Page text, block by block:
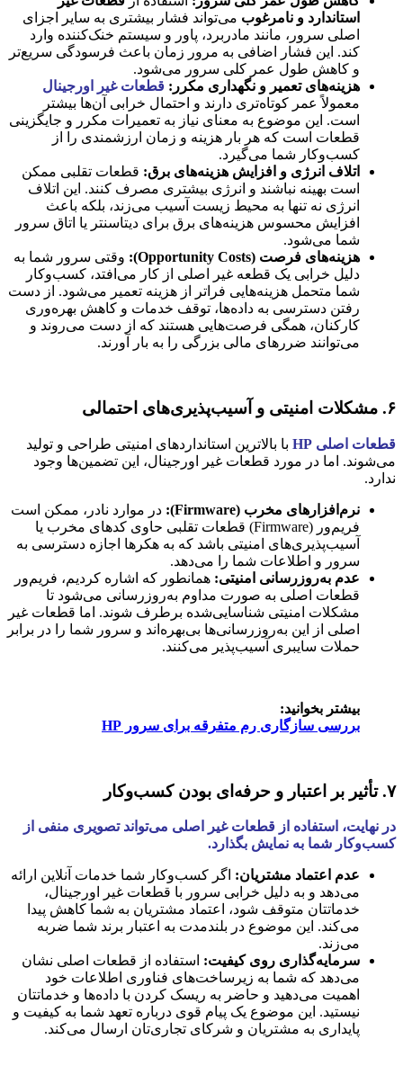
استاندارد و نامرغوب می‌تواند فشار بیشتری به سایر اجزای
اصلی سرور، مانند مادربرد، پاور و سیستم خنک‌کننده وارد
کند. این فشار اضافی به مرور زمان باعث فرسودگی سریع‌تر
و کاهش طول عمر کلی سرور می‌شود.
هزینه‌های تعمیر و نگهداری مکرر: قطعات غیر اورجینال
معمولاً عمر کوتاه‌تری دارند و احتمال خرابی آن‌ها بیشتر
است. این موضوع به معنای نیاز به تعمیرات مکرر و جایگزینی
قطعات است که هر بار هزینه و زمان ارزشمندی را از
کسب‌وکار شما می‌گیرد.
اتلاف انرژی و افزایش هزینه‌های برق: قطعات تقلبی ممکن
است بهینه نباشند و انرژی بیشتری مصرف کنند. این اتلاف
انرژی نه تنها به محیط زیست آسیب می‌زند، بلکه باعث
افزایش محسوس هزینه‌های برق برای دیتاسنتر یا اتاق سرور
شما می‌شود.
هزینه‌های فرصت (Opportunity Costs):
وقتی سرور شما به
دلیل خرابی یک قطعه غیر اصلی از کار می‌افتد، کسب‌وکار
شما متحمل هزینه‌هایی فراتر از هزینه تعمیر می‌شود. از دست
رفتن دسترسی به داده‌ها، توقف خدمات و کاهش بهره‌وری
کارکنان، همگی فرصت‌هایی هستند که از دست می‌روند و
می‌توانند ضررهای مالی بزرگی را به بار آورند.
۶. مشکلات امنیتی و آسیب‌پذیری‌های احتمالی
قطعات اصلی HP
با بالاترین استانداردهای امنیتی طراحی و تولید
می‌شوند. اما در مورد قطعات غیر اورجینال، این تضمین‌ها وجود
ندارد.
نرم‌افزارهای مخرب (Firmware):
در موارد نادر، ممکن است
فریم‌ور (Firmware) قطعات تقلبی حاوی کدهای مخرب یا
آسیب‌پذیری‌های امنیتی باشد که به هکرها اجازه دسترسی به
سرور و اطلاعات شما را می‌دهد.
عدم به‌روزرسانی امنیتی: همانطور که اشاره کردیم، فریم‌ور
قطعات اصلی به صورت مداوم به‌روزرسانی می‌شود تا
مشکلات امنیتی شناسایی‌شده برطرف شوند. اما قطعات غیر
اصلی از این به‌روزرسانی‌ها بی‌بهره‌اند و سرور شما را در برابر
حملات سایبری آسیب‌پذیر می‌کنند.
بیشتر بخوانید:
بررسی سازگاری رم متفرقه برای سرور HP
۷. تأثیر بر اعتبار و حرفه‌ای بودن کسب‌وکار
در نهایت، استفاده از قطعات غیر اصلی می‌تواند تصویری منفی از
کسب‌وکار شما به نمایش بگذارد.
عدم اعتماد مشتریان: اگر کسب‌وکار شما خدمات آنلاین ارائه
می‌دهد و به دلیل خرابی سرور با قطعات غیر اورجینال،
خدماتتان متوقف شود، اعتماد مشتریان به شما کاهش پیدا
می‌کند. این موضوع در بلندمدت به اعتبار برند شما ضربه
می‌زند.
سرمایه‌گذاری روی کیفیت: استفاده از قطعات اصلی نشان
می‌دهد که شما به زیرساخت‌های فناوری اطلاعات خود
اهمیت می‌دهید و حاضر به ریسک کردن با داده‌ها و خدماتتان
نیستید. این موضوع یک پیام قوی درباره تعهد شما به کیفیت و
پایداری به مشتریان و شرکای تجاری‌تان ارسال می‌کند.